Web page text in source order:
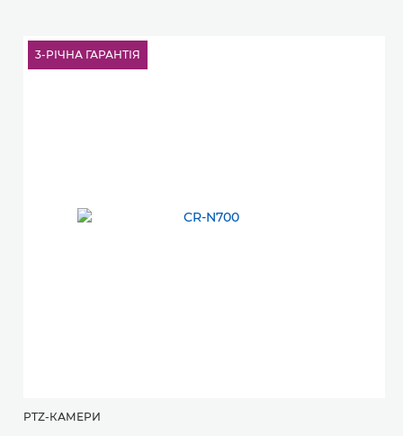
3-РІЧНА ГАРАНТІЯ
PTZ-КАМЕРИ